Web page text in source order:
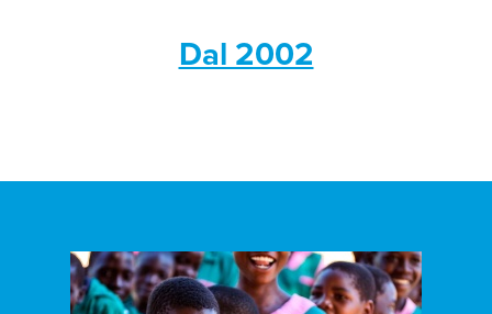
Dal 2002